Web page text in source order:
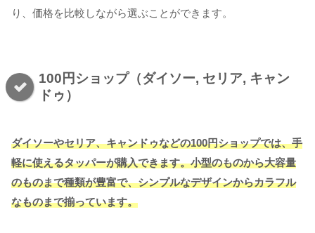
り、価格を比較しながら選ぶことができます。
100円ショップ（ダイソー, セリア, キャン
ドゥ）
ダイソーやセリア、キャンドゥなどの100円ショップでは、手
軽に使えるタッパーが購入できます。小型のものから大容量
のものまで種類が豊富で、シンプルなデザインからカラフル
なものまで揃っています。